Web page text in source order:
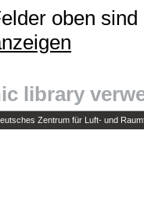
oben
library
Zentrum für Luft- und